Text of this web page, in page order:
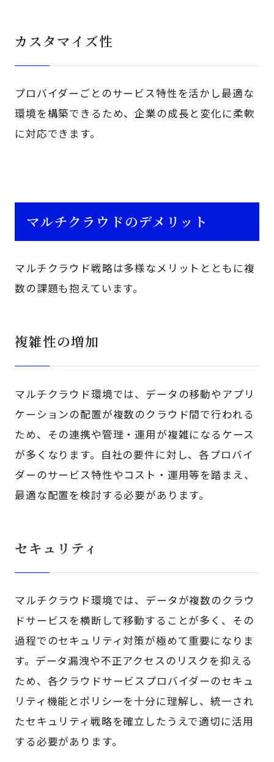
カスタマイズ性
プロバイダーごとのサービス特性を活かし最適な
環境を構築できるため、企業の成長と変化に柔軟
に対応できます。
マルチクラウドのデメリット
マルチクラウド戦略は多様なメリットとともに複
数の課題も抱えています。
複雑性の増加
マルチクラウド環境では、データの移動やアプリ
ケーションの配置が複数のクラウド間で行われる
ため、その連携や管理・運用が複雑になるケース
が多くなります。自社の要件に対し、各プロバイ
ダーのサービス特性やコスト・運用等を踏まえ、
最適な配置を検討する必要があります。
セキュリティ
マルチクラウド環境では、データが複数のクラウ
ドサービスを横断して移動することが多く、その
過程でのセキュリティ対策が極めて重要になりま
す。データ漏洩や不正アクセスのリスクを抑える
ため、各クラウドサービスプロバイダーのセキュ
リティ機能とポリシーを十分に理解し、統一され
たセキュリティ戦略を確立したうえで適切に活用
する必要があります。